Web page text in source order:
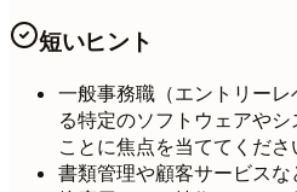
短いヒント
一般事務職（エントリー
る特定のソフトウェアや
ことに焦点を当ててくださ
書類管理や顧客サービス